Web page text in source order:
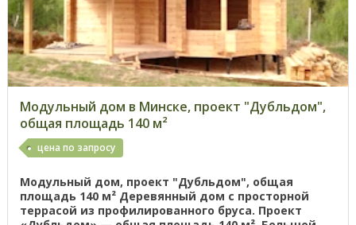
Модульный дом в Минске, проект "Дубльдом",
общая площадь 140 м²
цена по запросу
Модульный дом, проект "Дубльдом", общая
площадь 140 м² Деревянный дом с просторной
террасой из профилированного бруса. Проект